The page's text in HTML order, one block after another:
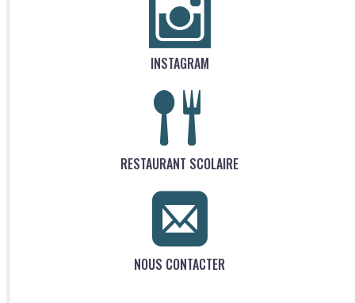
INSTAGRAM
RESTAURANT SCOLAIRE
NOUS CONTACTER